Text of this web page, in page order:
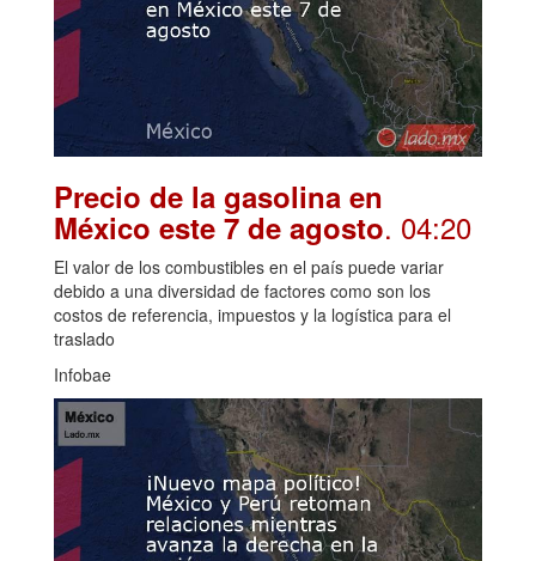
Precio de la gasolina en
México este 7 de agosto. 04:20
El valor de los combustibles en el país puede variar
debido a una diversidad de factores como son los
costos de referencia, impuestos y la logística para el
traslado
Infobae